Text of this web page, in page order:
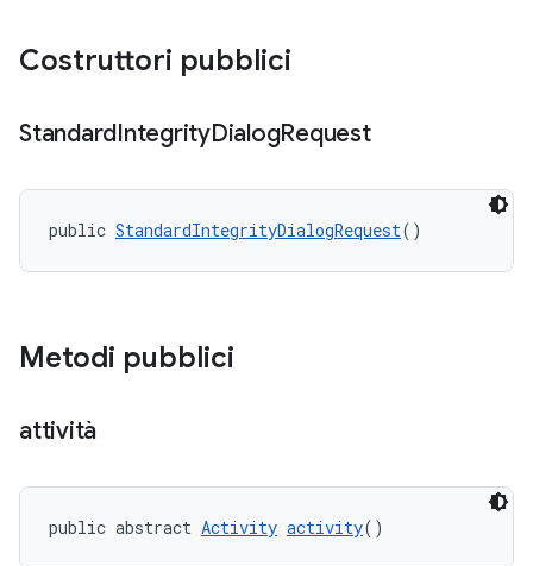
Costruttori pubblici
StandardIntegrityDialogRequest
public StandardIntegrityDialogRequest()
Metodi pubblici
attività
public abstract Activity activity()